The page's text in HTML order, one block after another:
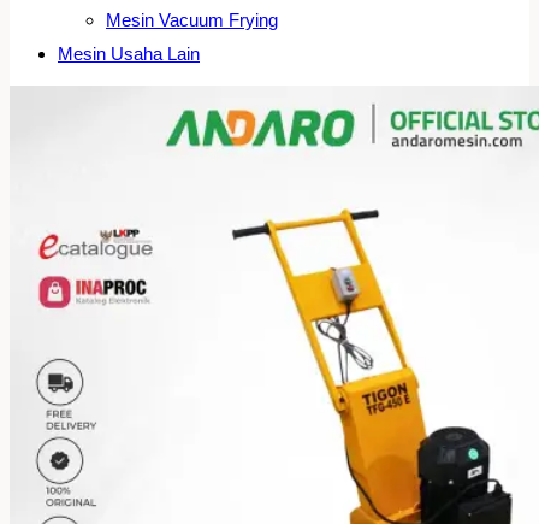
Mesin Vacuum Frying
Mesin Usaha Lain